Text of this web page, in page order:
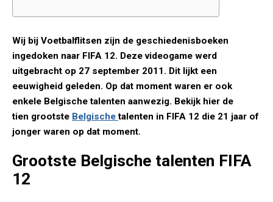
Wij bij Voetbalflitsen zijn de geschiedenisboeken
ingedoken naar FIFA 12. Deze videogame werd
uitgebracht op 27 september 2011. Dit lijkt een
eeuwigheid geleden. Op dat moment waren er ook
enkele Belgische talenten aanwezig. Bekijk hier de
tien grootste Belgischetalenten in FIFA 12 die 21 jaar of
jonger waren op dat moment.
Grootste Belgische talenten FIFA
12